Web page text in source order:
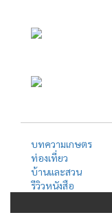
บทความเกษตร
ท่องเที่ยว
บ้านและสวน
รีวิวหนังสือ